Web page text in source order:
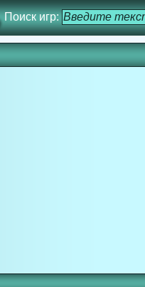
Поиск игр: